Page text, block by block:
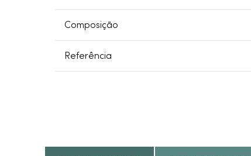
Composição
Referência